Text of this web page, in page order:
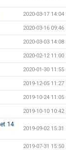
2020-03-17 14:04
2020-03-16 09:46
2020-03-03 14:08
2020-02-12 11:00
2020-01-30 11:55
2019-12-05 11:27
2019-10-24 11:05
2019-10-10 10:42
14
2019-09-02 15:31
2019-07-31 15:50